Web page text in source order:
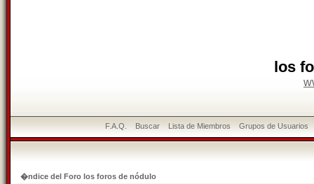
los
F.A.Q. Buscar Lista de Miembros Grupos de Usuarios
�ndice del Foro los foros de nódulo